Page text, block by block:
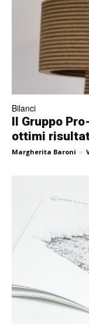
Bilanci
Il Gruppo
ottimi
Margherita Baroni e